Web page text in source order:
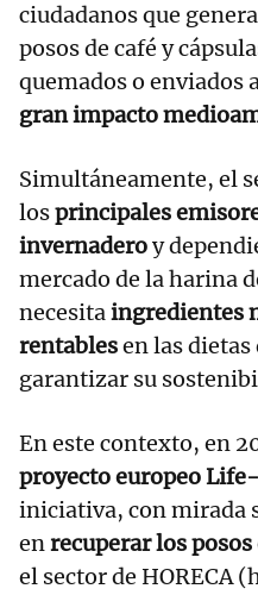
ciudadanos que
posos de café y
quemados o enviados
gran impacto
Simultáneamente, el
losprincipales
invernaderoy
mercado de la harina
necesitaingredientes
rentablesen las
garantizar su
En este contexto, en
proyecto europeo Life-
iniciativa, con mirada
enrecuperar los posos
el sector de HORECA